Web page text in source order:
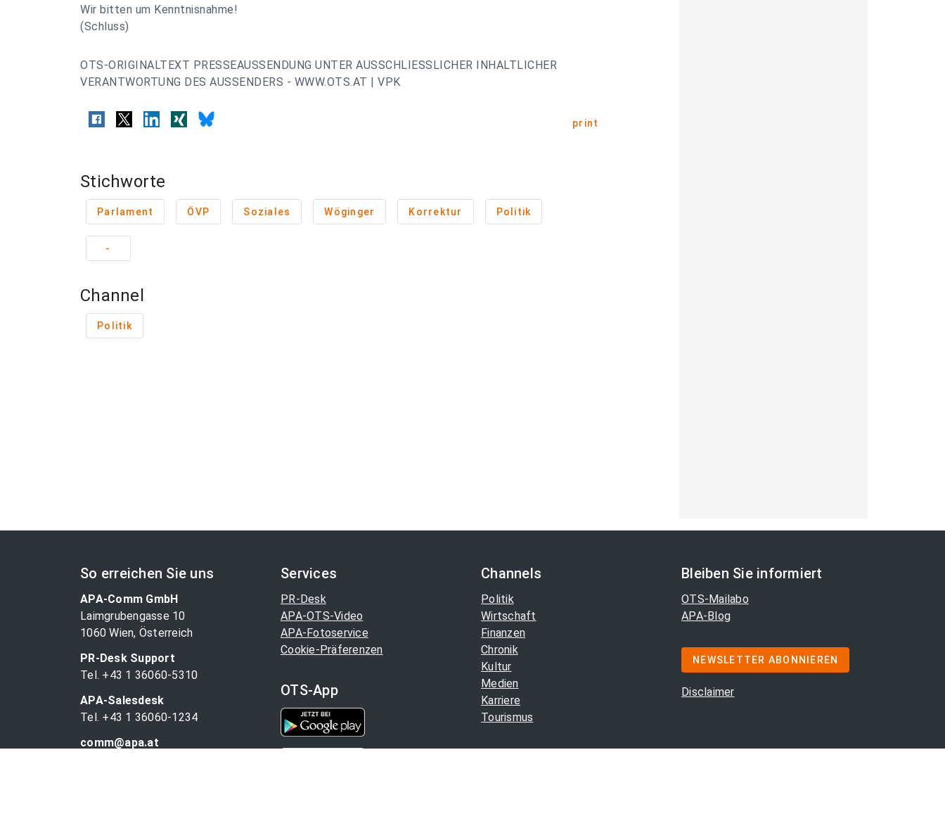
Wir bitten um Kenntnisnahme!
(Schluss)
OTS-ORIGINALTEXT PRESSEAUSSENDUNG UNTER AUSSCHLIESSLICHER INHALTLICHER
VERANTWORTUNG DES AUSSENDERS - WWW.OTS.AT | VPK
print
Stichworte
Parlament ÖVP Soziales Wöginger Korrektur Politik
-
Channel
Politik
So erreichen Sie uns
APA-Comm GmbH
Laimgrubengasse 10
1060 Wien, Österreich
PR-Desk Support
Tel. +43 1 36060-5310
APA-Salesdesk
Tel. +43 1 36060-1234
comm@apa.at
Services
PR-Desk
APA-OTS-Video
APA-Fotoservice
Cookie-Präferenzen
OTS-App
Channels
Politik
Wirtschaft
Finanzen
Chronik
Kultur
Medien
Karriere
Tourismus
Bleiben Sie informiert
OTS-Mailabo
APA-Blog
NEWSLETTER ABONNIEREN
Disclaimer